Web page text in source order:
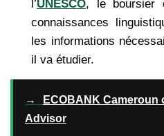
l’UNESCO, le boursier
connaissances
les informations
il va étudier.
→
ECOBANK Cameroun
Advisor